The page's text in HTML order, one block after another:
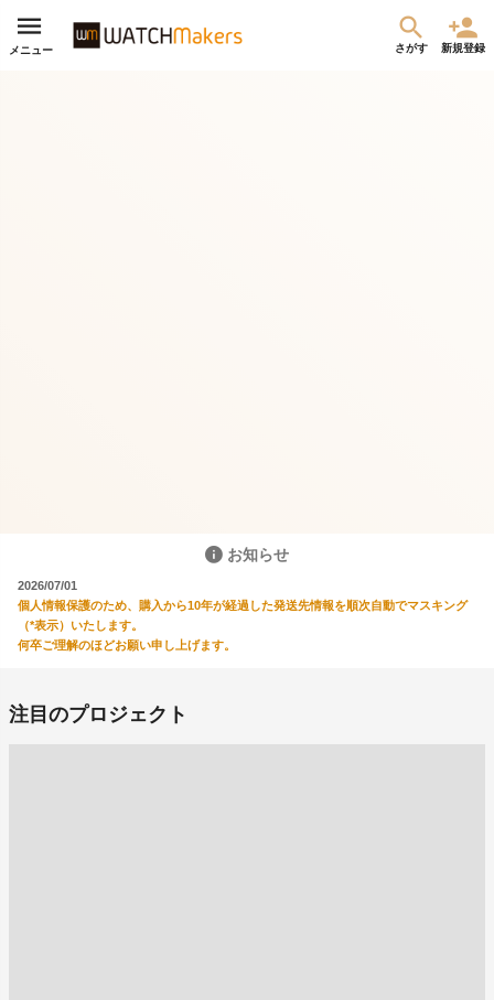
メニュー さがす 新規登録
お知らせ
2026/07/01
個人情報保護のため、購入から10年が経過した発送先情報を順次自動でマスキング
（*表示）いたします。
何卒ご理解のほどお願い申し上げます。
注目のプロジェクト